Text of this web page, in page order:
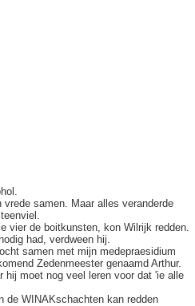
samen. Maar alles veranderde
vier de boitkunsten, kon Wilrijk redden.
had, verdween hij.
samen met mijn medepraesidium
Zedenmeester genaamd Arthur.
hij moet nog veel leren voor dat 'ie alle
de WINAKschachten kan redden